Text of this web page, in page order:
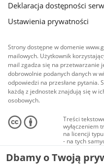
Deklaracja dostępności
Ustawienia prywatności
Strony dostępne w domenie
mailowych. Użytkownik
mail zgadza się na przetwarzanie
dobrowolnie podanych danych w
odpowiedzi na przesłane pytania.
każdą z jednostek znajdują się w
osobowych.
Treści
wyłączeniem
na licencji
- na tych
Materiały
audio i wideo,
Creative
Dbamy o Twoją